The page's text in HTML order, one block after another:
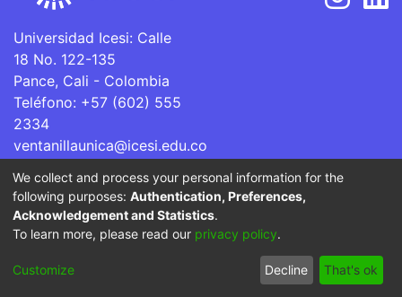
Universidad Icesi: Calle
18 No. 122-135
Pance, Cali - Colombia
Teléfono: +57 (602) 555
2334
ventanillaunica@icesi.edu.co
La Universidad Icesi es una Institución de Educación
Superior que se encuentra sujeta a inspección y vigilancia
por parte del Ministerio de Educación Nacional.
Cookie
End User
Agreement
Send
Feedback
We collect and process your personal information for the
following purposes: Authentication, Preferences,
Acknowledgement and Statistics.
To learn more, please read our privacy policy.
Customize Decline That's ok